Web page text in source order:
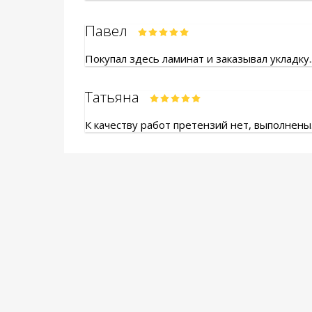
Павел
Покупал здесь ламинат и заказывал
Татьяна
К качеству работ претензий нет,